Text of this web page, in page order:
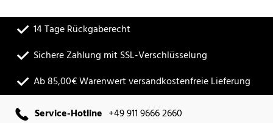
14 Tage Rückgaberecht
Sichere Zahlung mit SSL-Verschlüsselung
Ab 85,00€ Warenwert versandkostenfreie Lieferung
Service-Hotline +49 911 9666 2660